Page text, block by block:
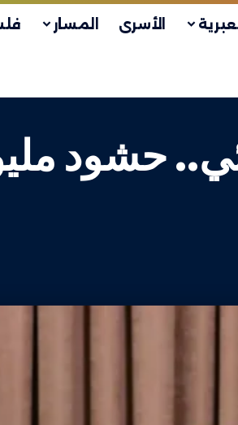
الأسرى المسار
حشود